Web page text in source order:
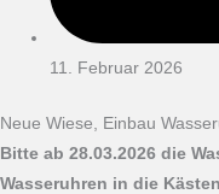
11. Februar 2026
Neue Wiese, Einbau
Bitte ab 28.03.2026 die
Wasseruhren in die